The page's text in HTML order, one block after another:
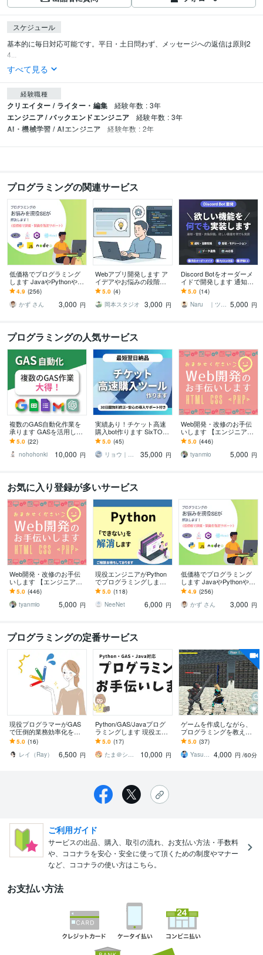
スケジュール
基本的に毎日対応可能です。平日・土日問わず、メッセージへの返信は原則2
4...
すべて見る
経験職種
クリエイター / ライター・編集 経験年数 : 3年
エンジニア / バックエンドエンジニア 経験年数 : 3年
AI・機械学習 / AIエンジニア 経験年数 : 2年
プログラミングの関連サービス
低価格でプログラミング
します JavaやPythonやJa
vaScriptなど対応可
4.9 (256)
かず さん
3,000 円
Webアプリ開発します ア
イデアやお悩みの段階か
ら一緒に形にします！
5.0 (4)
岡本スタジオ
3,000 円
Discord Botをオーダーメ
イドで開発します 通知・
管理・自動投稿、欲しい
機能を何でも実装
5.0 (14)
Naru ｜ツール開発＆自動化 5,000 円
プログラミングの人気サービス
複数のGAS自動化作業を
承ります GASを活用した
連結・同期作業等、何で
もお任せください！
5.0 (22)
nohohonki
10,000 円
実績あり！チケット高速
購入bot作ります SixTONE
S等人気公演の取得報告あ
り&30日間無料修正付
5.0 (45)
リョウ｜チケットbot制作
35,000 円
Web開発・改修のお手伝
いします 【エンジニア歴1
1年】新規開発・改修なん
でもお任せください！
5.0 (446)
tyanmio
5,000 円
お気に入り登録が多いサービス
Web開発・改修のお手伝
いします 【エンジニア歴1
1年】新規開発・改修なん
でもお任せください！
5.0 (446)
tyanmio
5,000 円
現役エンジニアがPython
でプログラミングします
大学院卒、現役エンジニ
アが真摯に対応させて頂
きます。
5.0 (118)
NeeNet
6,000 円
低価格でプログラミング
します JavaやPythonやJa
vaScriptなど対応可
4.9 (256)
かず さん
3,000 円
プログラミングの定番サービス
現役プログラマーがGAS
で圧倒的業務効率化をし
ます 社内業務の効率化な
らVBAからGASまで何で
もおまかせ！
5.0 (16)
レイ（Ray）
6,500 円
Python/GAS/Javaプログ
ラミングします 現役エン
ジニアが開発のお手伝い
をします
5.0 (17)
たま＠システムエンジニア
10,000 円
ゲームを作成しながら、
プログラミングを教えま
す 楽しくプログラミング
を覚えていきません
か？？
5.0 (37)
Yasucom 4,000 円 /60分
ご利用ガイド
サービスの出品、購入、取引の流れ、お支払い方法・手数料
や、ココナラを安心・安全に使って頂くための制度やマナー
など、ココナラの使い方はこちら。
お支払い方法